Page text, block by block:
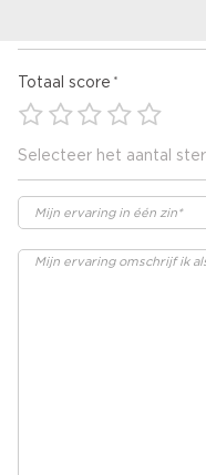
Totaal score
Selecteer het aantal